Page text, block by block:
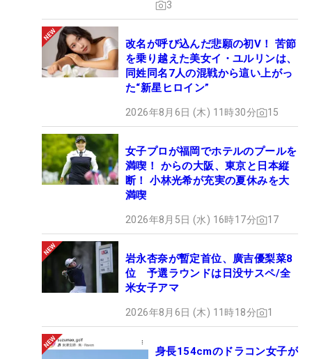
3
改名が呼び込んだ悲願の初V！ 苦節
を乗り越えた美女イ・ユルリンは、
同姓同名7人の混戦から這い上がっ
た“新星ヒロイン”
2026年8月6日 (木) 11時30分 15
女子プロが福岡でホテルのプールを
満喫！ からの大阪、東京と日本縦
断！ 小林光希が充実の夏休みを大
満喫
2026年8月5日 (水) 16時17分 17
岩永杏奈が暫定首位、廣吉優梨菜8
位 予選ラウンドは日没サスペ/全
米女子アマ
2026年8月6日 (木) 11時18分 1
身長154cmのドラコン女子が